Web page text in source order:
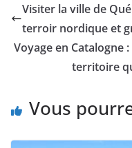
Visiter la ville de
terroir nordique et
Voyage en Catalogne
territoire
Vous